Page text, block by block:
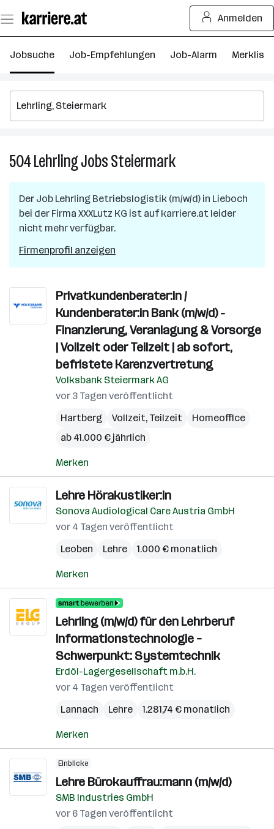
Seiteninhalt
springen
Anmelden
Jobsuche Job-Empfehlungen Job-Alarm Merkliste
504LehrlingJobsSteiermark504
in
Steiermark
Der Job Lehrling Betriebslogistik (m/w/d) in Lieboch
bei der Firma XXXLutz KG ist auf karriere.at leider
nicht mehr verfügbar.
Firmenprofil anzeigen
Privatkundenberater:in /
Kundenberater:in Bank (m/w/d) -
Finanzierung, Veranlagung & Vorsorge
| Vollzeit oder Teilzeit | ab sofort,
befristete Karenzvertretung
Volksbank Steiermark AG
vor 3 Tagen veröffentlicht
Hartberg
Vollzeit, Teilzeit
Homeoffice
ab 41.000 € jährlich
Merken
Lehre Hörakustiker:in
Sonova Audiological Care Austria GmbH
vor 4 Tagen veröffentlicht
Leoben
Lehre 1.000 € monatlich
Merken
Lehrling (m/w/d) für den Lehrberuf
Informationstechnologie –
Schwerpunkt: Systemtechnik
Erdöl-Lagergesellschaft m.b.H.
vor 4 Tagen veröffentlicht
Lannach
Lehre 1.281,74 € monatlich
Merken
Einblicke
Lehre Bürokauffrau:mann (m/w/d)
SMB Industries GmbH
vor 6 Tagen veröffentlicht